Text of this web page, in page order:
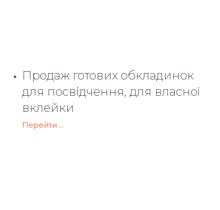
Продаж готових обкладинок
для посвідчення, для власної
вклейки
Перейти ...